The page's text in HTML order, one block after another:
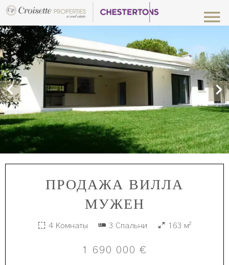
ПРОДАЖА ВИЛЛА
МУЖЕН
4 Комнаты 3 Спальни 163 м²
1 690 000 €